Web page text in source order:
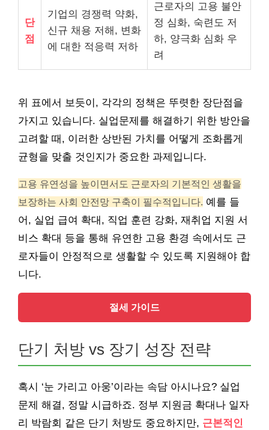
단
점
기업의 경쟁력 약화,
신규 채용 저해, 변화
에 대한 적응력 저하
근로자의 고용 불안
정 심화, 숙련도 저
하, 양극화 심화 우
려
위 표에서 보듯이, 각각의 정책은 뚜렷한 장단점을
가지고 있습니다. 실업문제를 해결하기 위한 방안을
고려할 때, 이러한 상반된 가치를 어떻게 조화롭게
균형을 맞출 것인지가 중요한 과제입니다.
고용 유연성을 높이면서도 근로자의 기본적인 생활을
보장하는 사회 안전망 구축이 필수적입니다. 예를 들
어, 실업 급여 확대, 직업 훈련 강화, 재취업 지원 서
비스 확대 등을 통해 유연한 고용 환경 속에서도 근
로자들이 안정적으로 생활할 수 있도록 지원해야 합
니다.
절세 가이드
단기 처방 vs 장기 성장 전략
혹시 ‘눈 가리고 아웅’이라는 속담 아시나요? 실업
문제 해결, 정말 시급하죠. 정부 지원금 확대나 일자
리 박람회 같은 단기 처방도 중요하지만, 근본적인